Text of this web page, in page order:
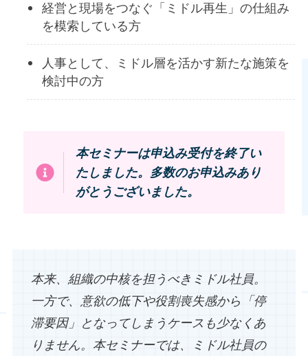
経営と現場をつなぐ「ミドル再生」の仕組み
を模索している方
人事として、ミドル層を活かす新たな施策を
検討中の方
本セミナーは申込み受付を終了い
たしました。多数のお申込みあり
がとうございました。
本来、組織の中核を担うべきミドル社員。
一方で、意欲の低下や役割喪失感から「停
滞要因」となってしまうケースも少なくあ
りません。本セミナーでは、ミドル社員の